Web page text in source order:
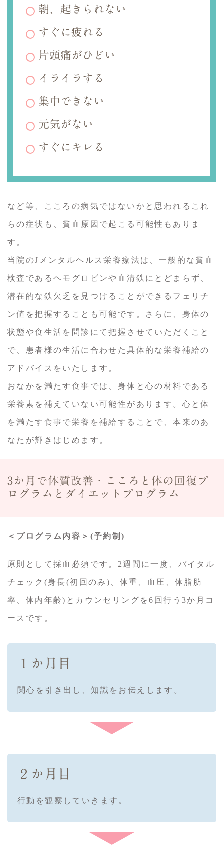
朝、起きられない
すぐに疲れる
片頭痛がひどい
イライラする
集中できない
元気がない
すぐにキレる
など等、こころの病気ではないかと思われるこれ
らの症状も、貧血原因で起こる可能性もありま
す。
当院のJメンタルヘルス栄養療法は、一般的な貧血
検査であるヘモグロビンや血清鉄にとどまらず、
潜在的な鉄欠乏を見つけることができるフェリチ
ン値を把握することも可能です。さらに、身体の
状態や食生活を問診にて把握させていただくこと
で、患者様の生活に合わせた具体的な栄養補給の
アドバイスをいたします。
おなかを満たす食事では、身体と心の材料である
栄養素を補えていない可能性があります。心と体
を満たす食事で栄養を補給することで、本来のあ
なたが輝きはじめます。
3か月で体質改善・こころと体の回復プ
ログラムとダイエットプログラム
＜プログラム内容＞(予約制)
原則として採血必須です。2週間に一度、バイタル
チェック(身長(初回のみ)、体重、血圧、体脂肪
率、体内年齢)とカウンセリングを6回行う3か月コ
ースです。
１か月目
関心を引き出し、知識をお伝えします。
２か月目
行動を観察していきます。